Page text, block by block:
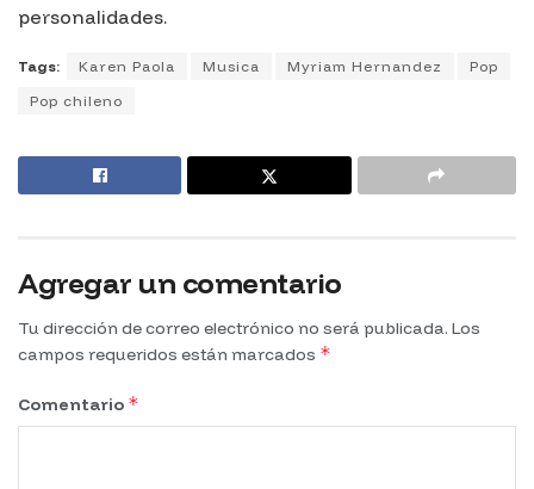
personalidades.
Tags: Karen Paola Musica Myriam Hernandez
Pop
Pop chileno
Agregar un comentario
Tu dirección de correo electrónico no será publicada. Los
campos requeridos están marcados *
Comentario *